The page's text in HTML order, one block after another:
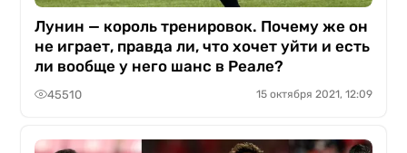
Лунин — король тренировок. Почему же он
не играет, правда ли, что хочет уйти и есть
ли вообще у него шанс в Реале?
45510 15 октября 2021, 12:09